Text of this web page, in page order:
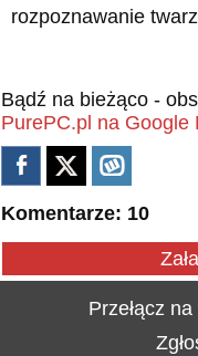
rozpoznawanie
Bądź na bieżąco -
PurePC.pl na Google
Komentarze: 10
Przełącz